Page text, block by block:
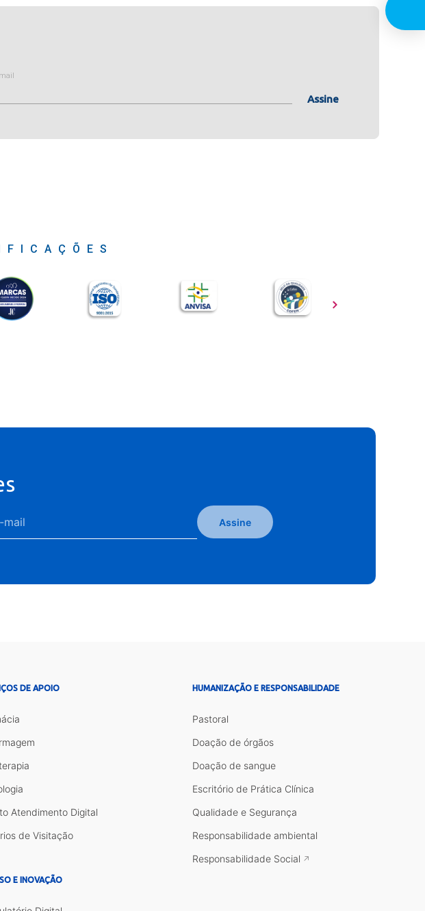
Assine
Assine
DE APOIO
Atendimento Digital
de Visitação
E INOVAÇÃO
HUMANIZAÇÃO E RESPONSABILIDADE
Pastoral
Doação de órgãos
Doação de sangue
Escritório de Prática Clínica
Qualidade e Segurança
Responsabilidade ambiental
Responsabilidade Social